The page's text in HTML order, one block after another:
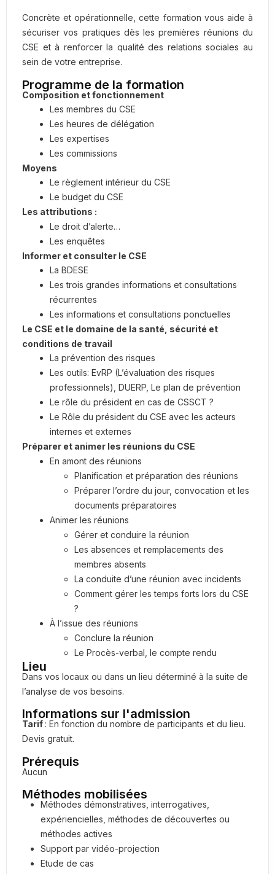
Concrète et opérationnelle, cette formation vous aide à
sécuriser vos pratiques dès les premières réunions du
CSE et à renforcer la qualité des relations sociales au
sein de votre entreprise.
Programme de la formation
Composition et fonctionnement
Les membres du CSE
Les heures de délégation
Les expertises
Les commissions
Moyens
Le règlement intérieur du CSE
Le budget du CSE
Les attributions :
Le droit d’alerte…
Les enquêtes
Informer et consulter le CSE
La BDESE
Les trois grandes informations et consultations
récurrentes
Les informations et consultations ponctuelles
Le CSE et le domaine de la santé, sécurité et
conditions de travail
La prévention des risques
Les outils: EvRP (L’évaluation des risques
professionnels), DUERP, Le plan de prévention
Le rôle du président en cas de CSSCT ?
Le Rôle du président du CSE avec les acteurs
internes et externes
Préparer et animer les réunions du CSE
En amont des réunions
Planification et préparation des réunions
Préparer l’ordre du jour, convocation et les
documents préparatoires
Animer les réunions
Gérer et conduire la réunion
Les absences et remplacements des
membres absents
La conduite d’une réunion avec incidents
Comment gérer les temps forts lors du CSE
?
À l’issue des réunions
Conclure la réunion
Le Procès-verbal, le compte rendu
Lieu
Dans vos locaux ou dans un lieu déterminé à la suite de
l’analyse de vos besoins.
Informations sur l'admission
Tarif : En fonction du nombre de participants et du lieu.
Devis gratuit.
Prérequis
Aucun
Méthodes mobilisées
Méthodes démonstratives, interrogatives,
expériencielles, méthodes de découvertes ou
méthodes actives
Support par vidéo-projection
Etude de cas